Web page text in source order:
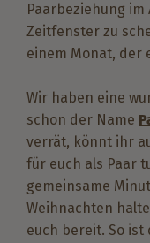
Paarbeziehung
Zeitfenster zu
einem Monat, der
Wir haben eine
schon der Name
verrät, könnt ihr
für euch als Paar
gemeinsame
Weihnachten
euch bereit. So